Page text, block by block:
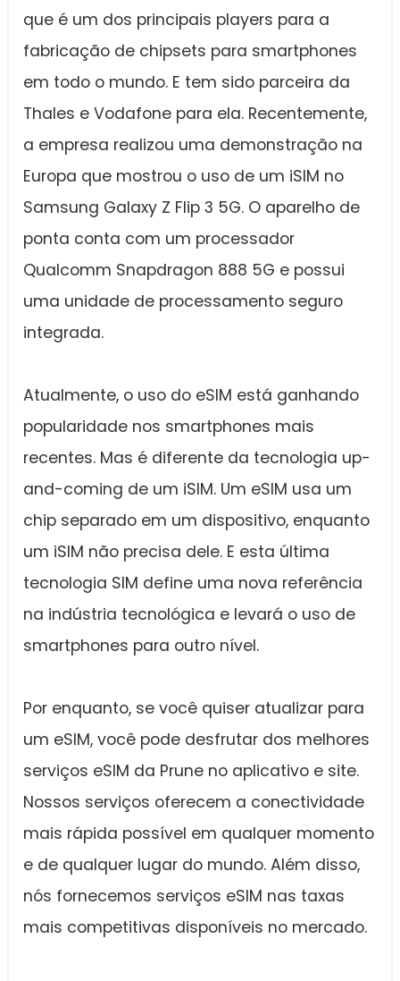
que é um dos principais players para a
fabricação de chipsets para smartphones
em todo o mundo. E tem sido parceira da
Thales e Vodafone para ela. Recentemente,
a empresa realizou uma demonstração na
Europa que mostrou o uso de um iSIM no
Samsung Galaxy Z Flip 3 5G. O aparelho de
ponta conta com um processador
Qualcomm Snapdragon 888 5G e possui
uma unidade de processamento seguro
integrada.
Atualmente, o uso do eSIM está ganhando
popularidade nos smartphones mais
recentes. Mas é diferente da tecnologia up-
and-coming de um iSIM. Um eSIM usa um
chip separado em um dispositivo, enquanto
um iSIM não precisa dele. E esta última
tecnologia SIM define uma nova referência
na indústria tecnológica e levará o uso de
smartphones para outro nível.
Por enquanto, se você quiser atualizar para
um eSIM, você pode desfrutar dos melhores
serviços eSIM da Prune no aplicativo e site.
Nossos serviços oferecem a conectividade
mais rápida possível em qualquer momento
e de qualquer lugar do mundo. Além disso,
nós fornecemos serviços eSIM nas taxas
mais competitivas disponíveis no mercado.